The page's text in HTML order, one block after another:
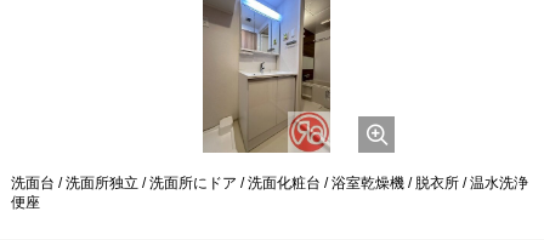
洗面台 / 洗面所独立 / 洗面所にドア / 洗面化粧台 / 浴室乾燥機 / 脱衣所 / 温水洗浄
便座